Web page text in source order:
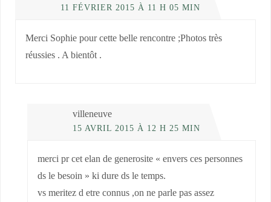
11 FÉVRIER 2015 À 11 H 05 MIN
Merci Sophie pour cette belle rencontre ;Photos très
réussies . A bientôt .
villeneuve
15 AVRIL 2015 À 12 H 25 MIN
merci pr cet elan de generosite « envers ces personnes
ds le besoin » ki dure ds le temps.
vs meritez d etre connus ,on ne parle pas assez